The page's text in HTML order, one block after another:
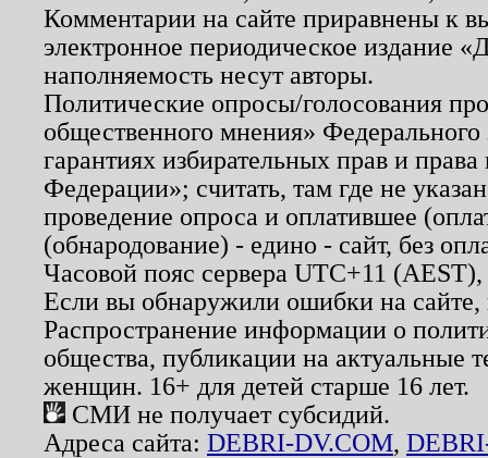
Комментарии на сайте приравнены к
электронное периодическое издание
наполняемость несут авторы.
Политические опросы/голосования
общественного мнения»
гарантиях избирательных прав и
Федерации»; считать, там где не
проведение опроса и оплатившее
(обнародование) - едино - сайт, без
Часовой пояс сервера UTC+11
Если вы обнаружили ошибки на
Распространение информации о
общества, публикации на актуальные
женщин. 16+ для детей старше 16 лет.
СМИ не получает субсидий.
Адреса сайта: DEBRI-DV.COM,